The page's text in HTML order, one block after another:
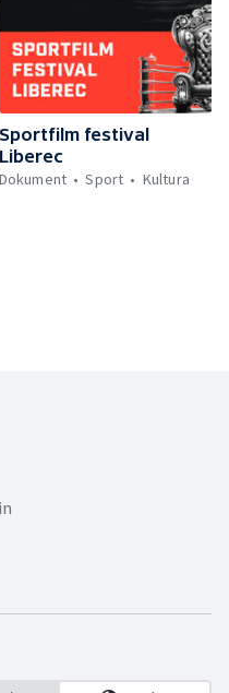
Sportfilm festival
Liberec
Dokument
Sport Kultura